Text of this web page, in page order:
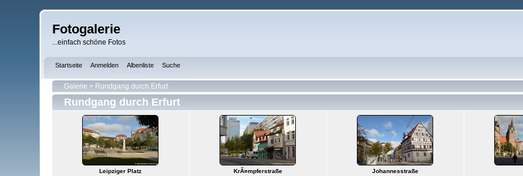
Fotogalerie
...einfach schöne Fotos
Startseite Anmelden Albenliste Suche
Galerie > Rundgang durch Erfurt
Rundgang durch Erfurt
Leipziger Platz
KrÃ¤mpferstraße
Johannesstraße